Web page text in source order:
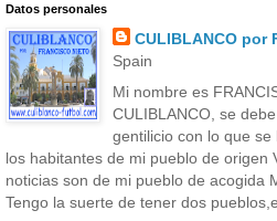
Datos personales
CULIBLANCO por
Spain
Mi nombre es
CULIBLANCO, se
gentilicio con lo que
los habitantes de mi pueblo de origen
noticias son de mi pueblo de acogida
Tengo la suerte de tener dos